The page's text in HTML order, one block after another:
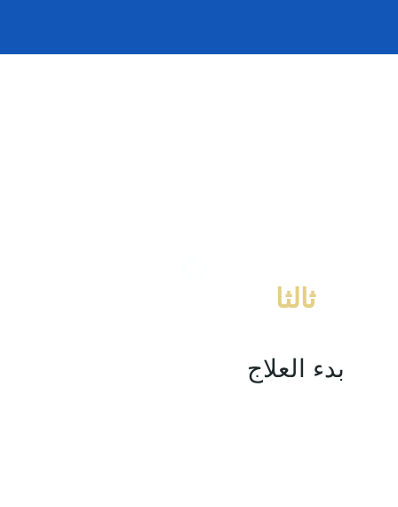
ثالثا
بدء العلاج